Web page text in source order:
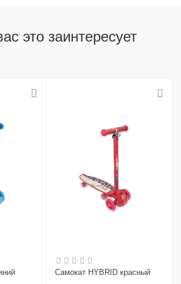
это заинтересует
Самокат HYBRID красный